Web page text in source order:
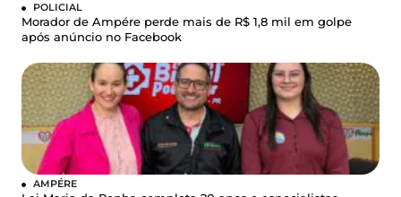
POLICIAL
Morador de Ampére perde mais de R$ 1,8 mil em golpe
após anúncio no Facebook
AMPÉRE